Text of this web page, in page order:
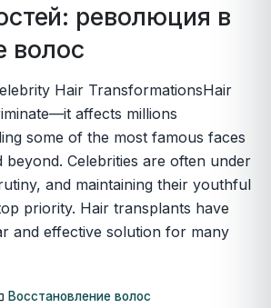
революция в
волос
Hair TransformationsHair
affects millions
some of the most famous faces
Celebrities are often under
and maintaining their youthful
priority. Hair transplants have
and effective solution for many
Восстановление волос